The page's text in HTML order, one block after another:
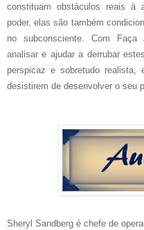
constituam obstáculos reais à
poder, elas são também
no subconsciente. Com Faça
analisar e ajudar a derrubar
perspicaz e sobretudo
desistirem de desenvolver o seu
Sheryl Sandberg é chefe de